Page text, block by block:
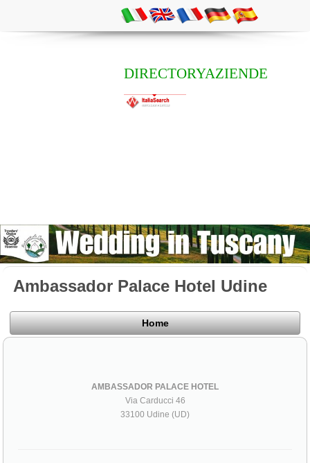
DIRECTORYAZIENDE
Ambassador Palace Hotel Udine
Home
AMBASSADOR PALACE HOTEL
Via Carducci 46
33100 Udine (UD)